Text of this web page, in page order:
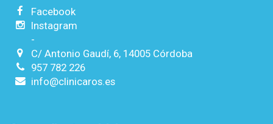
Facebook
Instagram
-
C/ Antonio Gaudí, 6, 14005 Córdoba
957 782 226
info@clinicaros.es